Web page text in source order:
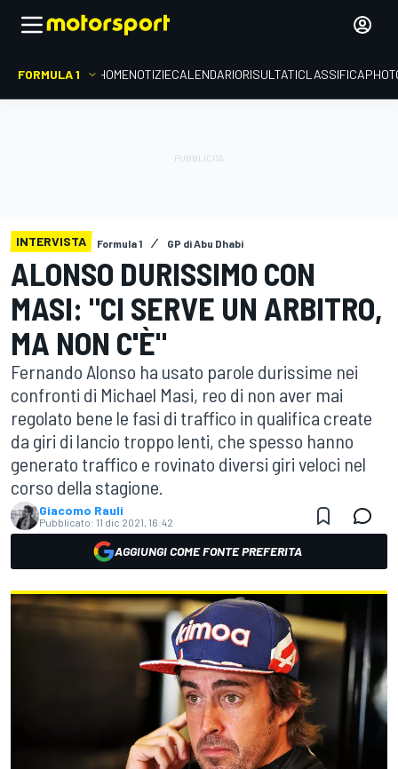
FORMULA 1 HOMENOTIZIECALENDARIORISULTATICLASSIFICA
INTERVISTA Formula 1 GP di Abu Dhabi
ALONSO DURISSIMO CON
MASI: "CI SERVE UN ARBITRO,
MA NON C'È"
Fernando Alonso ha usato parole durissime nei
confronti di Michael Masi, reo di non aver mai
regolato bene le fasi di traffico in qualifica create
da giri di lancio troppo lenti, che spesso hanno
generato traffico e rovinato diversi giri veloci nel
corso della stagione.
Giacomo Rauli
Pubblicato: 11 dic 2021, 16:42
AGGIUNGI COME FONTE PREFERITA